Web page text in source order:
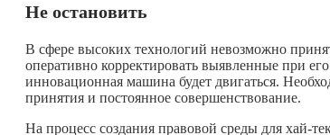
Не остановить
В сфере высоких технологий невозможно
оперативно корректировать выявленные при
инновационная машина будет двигаться.
принятия и постоянное совершенствование.
На процесс создания правовой среды для хай-